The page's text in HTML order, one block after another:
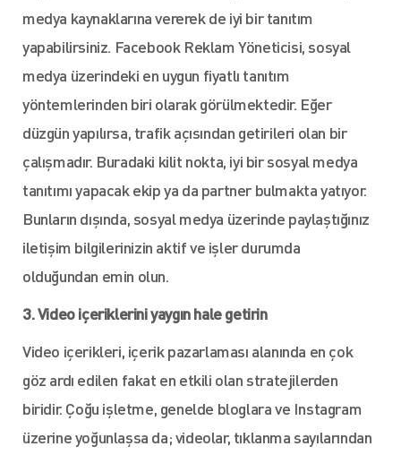
medya kaynaklarına vererek de iyi bir tanıtım
yapabilirsiniz. Facebook Reklam Yöneticisi, sosyal
medya üzerindeki en uygun fiyatlı tanıtım
yöntemlerinden biri olarak görülmektedir. Eğer
düzgün yapılırsa, trafik açısından getirileri olan bir
çalışmadır. Buradaki kilit nokta, iyi bir sosyal medya
tanıtımı yapacak ekip ya da partner bulmakta yatıyor.
Bunların dışında, sosyal medya üzerinde paylaştığınız
iletişim bilgilerinizin aktif ve işler durumda
olduğundan emin olun.
3. Video içeriklerini yaygın hale getirin
Video içerikleri, içerik pazarlaması alanında en çok
göz ardı edilen fakat en etkili olan stratejilerden
biridir. Çoğu işletme, genelde bloglara ve Instagram
üzerine yoğunlaşsa da; videolar, tıklanma sayılarından